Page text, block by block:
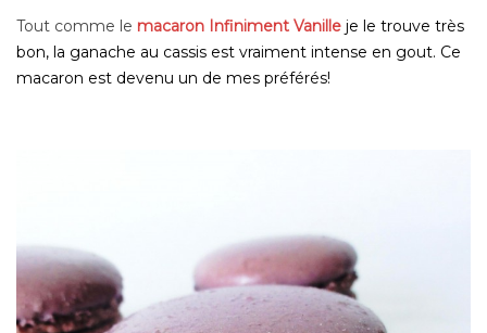
Tout comme le macaron Infiniment Vanille je le trouve très
bon, la ganache au cassis est vraiment intense en gout. Ce
macaron est devenu un de mes préférés!